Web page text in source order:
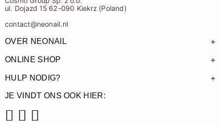
ul. Dojazd 15 62-090 Kiekrz (Poland)
contact@neonail.nl
OVER NEONAIL +
ONLINE SHOP +
HULP NODIG? +
JE VINDT ONS OOK HIER: